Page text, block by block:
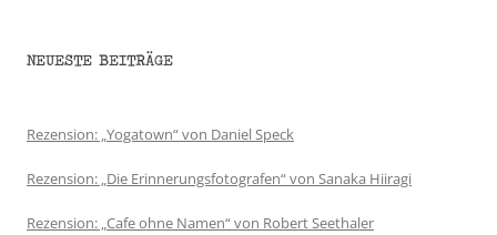
NEUESTE BEITRÄGE
Rezension: „Yogatown“ von Daniel Speck
Rezension: „Die Erinnerungsfotografen“ von Sanaka Hiiragi
Rezension: „Cafe ohne Namen“ von Robert Seethaler